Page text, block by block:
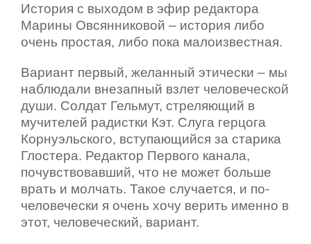
История с выходом в эфир редактора
Марины Овсянниковой – история либо
очень простая, либо пока малоизвестная.
Вариант первый, желанный этически – мы
наблюдали внезапный взлет человеческой
души. Солдат Гельмут, стреляющий в
мучителей радистки Кэт. Слуга герцога
Корнуэльского, вступающийся за старика
Глостера. Редактор Первого канала,
почувствовавший, что не может больше
врать и молчать. Такое случается, и по-
человечески я очень хочу верить именно в
этот, человеческий, вариант.